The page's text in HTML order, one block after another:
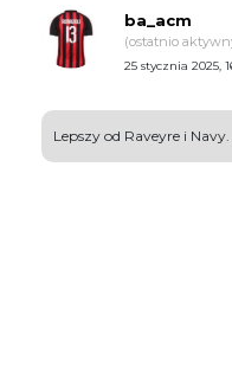
ba_acm
(ostatnio
25 stycznia 2025,
Lepszy od Raveyre i Navy.